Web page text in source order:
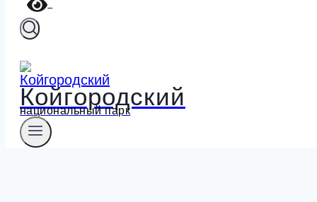
Койгородский
национальный парк